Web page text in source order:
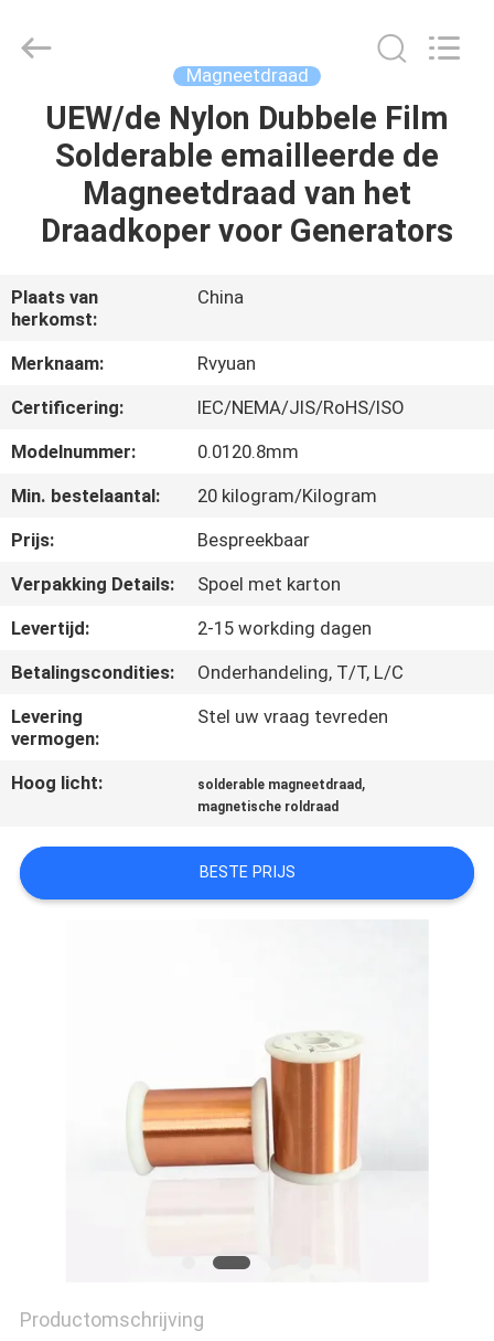
HUIS
PRODUCTEN
ONGEVEER
ONS
FABRIEKSREIS
KWALITEITSCONTROLE
CONTACTEER
ONS
NIEUWS
VERZOEK
OM EEN
SITEMAP
Material
Co,.Ltd.
Magneetdraad
UEW/de Nylon Dubbele Film
Solderable emailleerde de
Magneetdraad van het
Draadkoper voor Generators
Plaats van
herkomst:
China
Merknaam:
Rvyuan
Certificering:
IEC/NEMA/JIS/RoHS/ISO
Modelnummer:
0.0120.8mm
Min. bestelaantal:
20 kilogram/Kilogram
Prijs:
Bespreekbaar
Verpakking Details:
Spoel met karton
Levertijd:
2-15 workding dagen
Betalingscondities:
Onderhandeling, T/T, L/C
Levering
vermogen:
Stel uw vraag tevreden
Hoog licht: solderable magneetdraad ,
magnetische roldraad
BESTE PRIJS
Productomschrijving